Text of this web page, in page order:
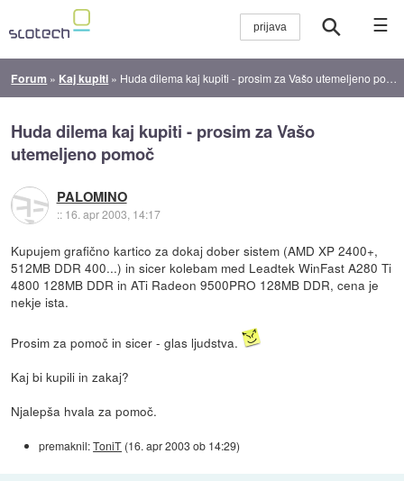
☰
Forum » Kaj kupiti » Huda dilema kaj kupiti - prosim za Vašo utemeljeno pomoč
Huda dilema kaj kupiti - prosim za Vašo
utemeljeno pomoč
PALOMINO
:: 16. apr 2003, 14:17
Kupujem grafično kartico za dokaj dober sistem (AMD XP 2400+,
512MB DDR 400...) in sicer kolebam med Leadtek WinFast A280 Ti
4800 128MB DDR in ATi Radeon 9500PRO 128MB DDR, cena je
nekje ista.
Prosim za pomoč in sicer - glas ljudstva.
Kaj bi kupili in zakaj?
Njalepša hvala za pomoč.
premaknil:ToniT (16. apr 2003 ob 14:29)